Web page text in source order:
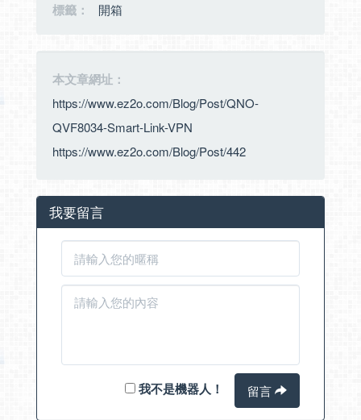
標籤： 開箱
本文章網址：
https://www.ez2o.com/Blog/Post/QNO-
QVF8034-Smart-Link-VPN
https://www.ez2o.com/Blog/Post/442
我要留言
我不是機器人！ 留言